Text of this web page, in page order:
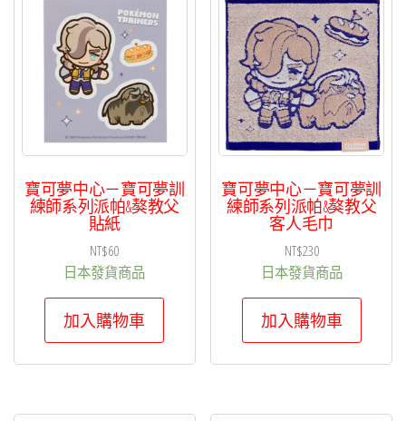
寶可夢中心－寶可夢訓
練師系列派帕&獒教父
貼紙
NT$60
日本發貨商品
加入購物車
寶可夢中心－寶可夢訓
練師系列派帕&獒教父
客人毛巾
NT$230
日本發貨商品
加入購物車